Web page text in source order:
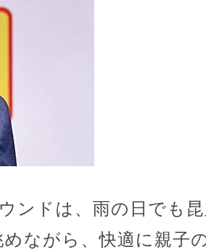
ンドは、雨の日でも昆
ながら、快適に親子